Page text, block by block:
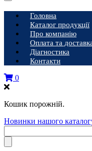
Головна
Каталог продукції
Про компанію
Оплата та
Діагностика
Контакти
0
Кошик порожній.
Новинки нашого